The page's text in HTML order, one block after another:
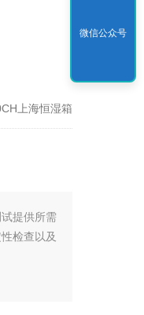
上海恒湿箱
提供所需
检查以及
微信公众号